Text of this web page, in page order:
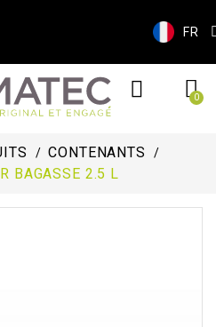
FR
CONTENANTS
BAGASSE 2.5 L